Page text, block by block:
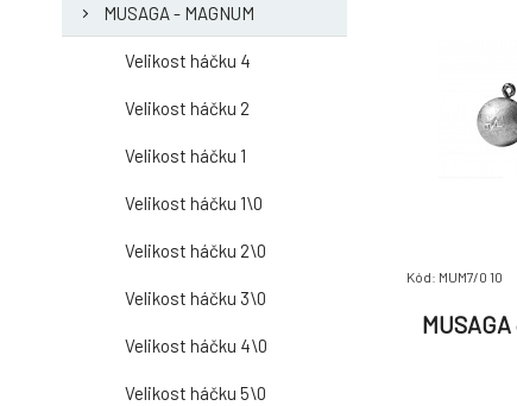
MUSAGA - MAGNUM
Velikost háčku 4
Velikost háčku 2
Velikost háčku 1
Velikost háčku 1\0
Velikost háčku 2\0
Velikost háčku 3\0
Velikost háčku 4\0
Velikost háčku 5\0
Kód: MUM7/0 10